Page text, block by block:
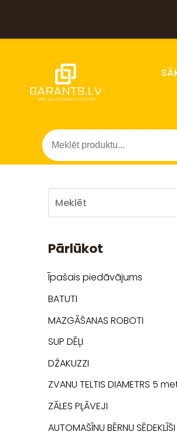
Pārlūkot
Īpašais piedāvājums
BATUTI
MAZGĀŠANAS ROBOTI
SUP DĒĻI
DŽAKUZZI
ZVANU TELTIS DIAMETRS 5
ZĀLES PĻĀVEJI
AUTOMAŠĪNU BĒRNU SĒDEKLĪŠI